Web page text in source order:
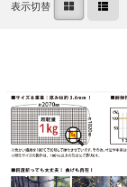
表示切替